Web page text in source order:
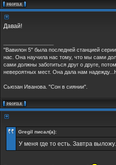
Давай!
"Вавилон 5" была последней станцией
нас. Она научила нас тому, что мы сами
сами должны заботиться друг о друге,
невероятных мест. Она дала нам
Сьюзан Иванова. "Сон в сиянии".
Gregil писал(а):
У меня где то есть. Завтра выложу.